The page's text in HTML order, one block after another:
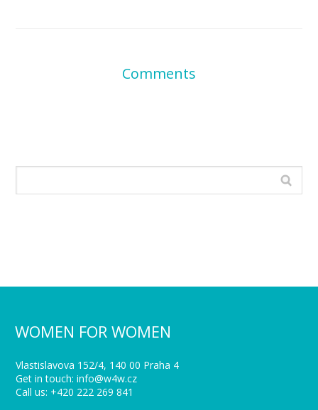
Comments
WOMEN FOR WOMEN
Vlastislavova 152/4, 140 00 Praha 4
Get in touch: info@w4w.cz
Call us: +420 222 269 841